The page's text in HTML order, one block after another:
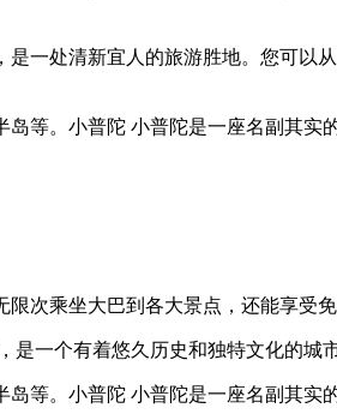
一处清新宜人的旅游胜地。您可
等。小普陀 小普陀是一座名副其
次乘坐大巴到各大景点，还能享受
一个有着悠久历史和独特文化的
等。小普陀 小普陀是一座名副其